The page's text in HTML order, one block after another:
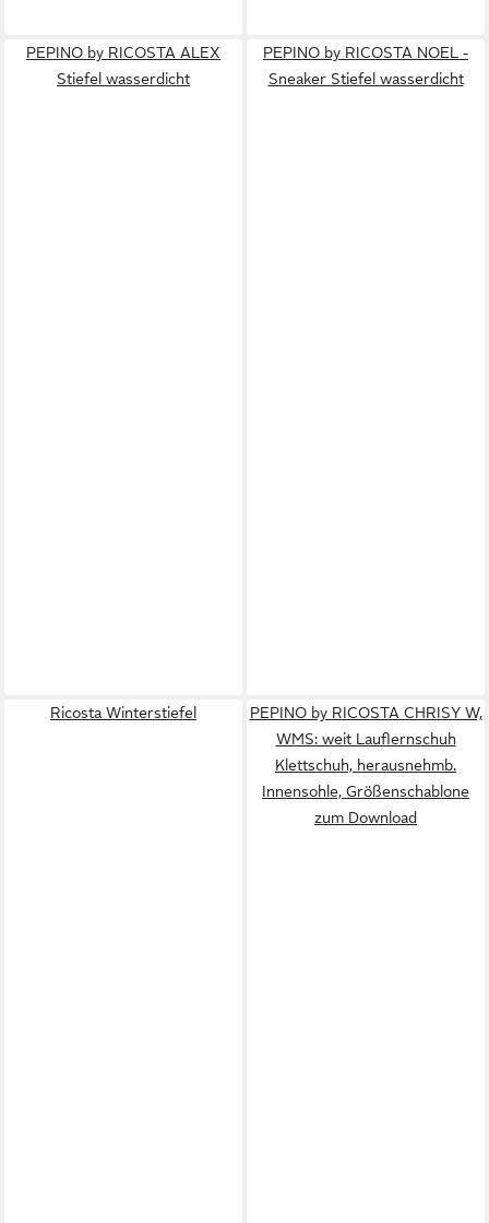
PEPINO by RICOSTA ALEX
Stiefel wasserdicht
PEPINO by RICOSTA NOEL -
Sneaker Stiefel wasserdicht
Ricosta Winterstiefel
PEPINO by RICOSTA CHRISY W,
WMS: weit Lauflernschuh
Klettschuh, herausnehmb.
Innensohle, Größenschablone
zum Download